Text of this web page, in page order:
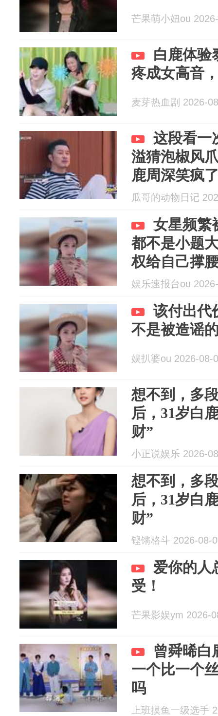
芒果萌小妞ou
白鹿体验
疼成女高音
麦芽热血剧 2026-
这段看一
溢猜泡椒风
鹿周深笑疯
瓜哥的动物日记
女星频繁
都不是小题
权给自己撑
娱乐速报台ou
该付出代
不是被造谣
娱扒婆ou 2026-08-
想不到，多
后，31岁白
财”
小正说娱乐 2026-
想不到，多
后，31岁白
财”
铿锵格斗 2026-08-
爱你的人
受！
芒果影娱ym 2026-
曾舜晞白
一个比一个
吗
上班摸鱼一级选手